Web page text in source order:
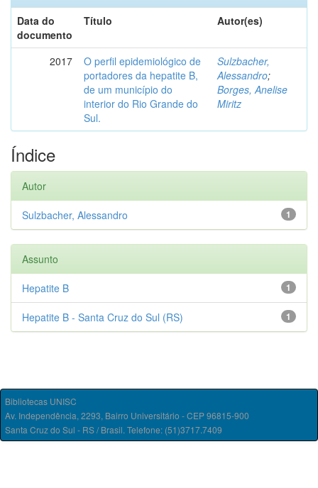
Data do
documento
Título Autor(es)
2017
O perfil epidemiológico de
portadores da hepatite B,
de um município do
interior do Rio Grande do
Sul.
Sulzbacher,
Alessandro;
Borges, Anelise
Miritz
Índice
Autor
1
Sulzbacher, Alessandro
Assunto
1
Hepatite B
1
Hepatite B - Santa Cruz do Sul (RS)
Bibliotecas UNISC
Av. Independência, 2293, Bairro Universitário - CEP 96815-900
Santa Cruz do Sul - RS / Brasil. Telefone: (51)3717.7409